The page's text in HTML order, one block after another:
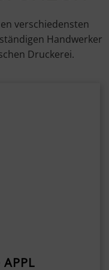
verschiedensten
Handwerker
Druckerei.